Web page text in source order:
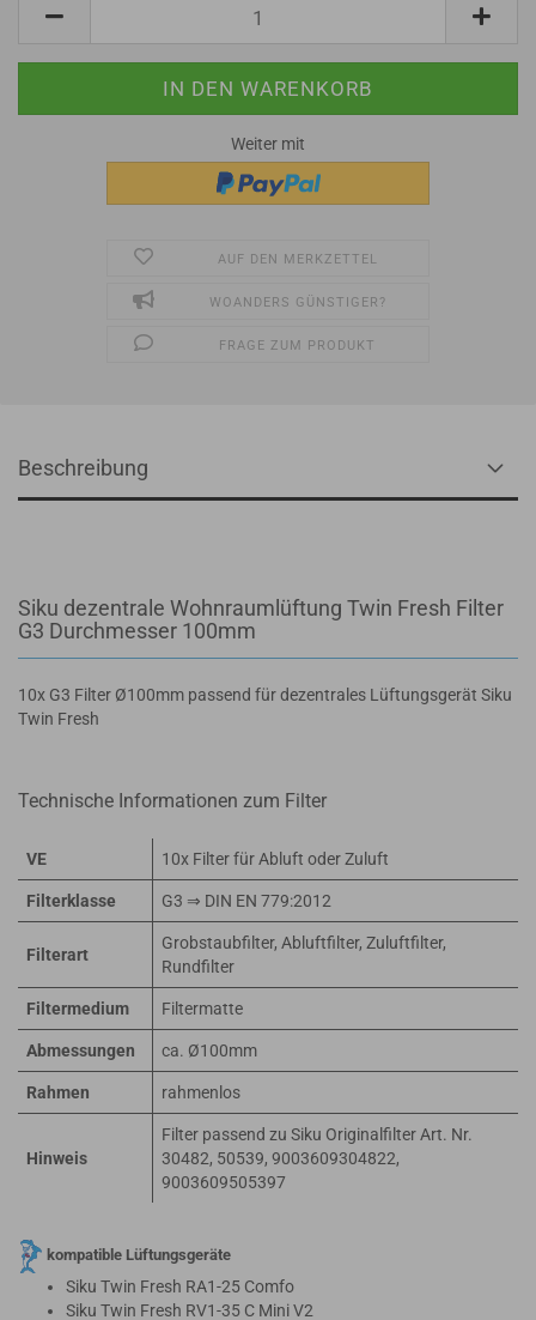
Weiter mit
AUF DEN MERKZETTEL
WOANDERS GÜNSTIGER?
FRAGE ZUM PRODUKT
Beschreibung
Siku dezentrale Wohnraumlüftung Twin Fresh Filter
G3 Durchmesser 100mm
10x G3 Filter Ø100mm passend für dezentrales Lüftungsgerät Siku
Twin Fresh
Technische Informationen zum Filter
VE 10x Filter für Abluft oder Zuluft
Filterklasse G3 ⇒ DIN EN 779:2012
Filterart
Grobstaubfilter, Abluftfilter, Zuluftfilter,
Rundfilter
Filtermedium Filtermatte
Abmessungen ca. Ø100mm
Rahmen rahmenlos
Hinweis
Filter passend zu Siku Originalfilter Art. Nr.
30482, 50539, 9003609304822,
9003609505397
kompatible Lüftungsgeräte
Siku Twin Fresh RA1-25 Comfo
Siku Twin Fresh RV1-35 C Mini V2